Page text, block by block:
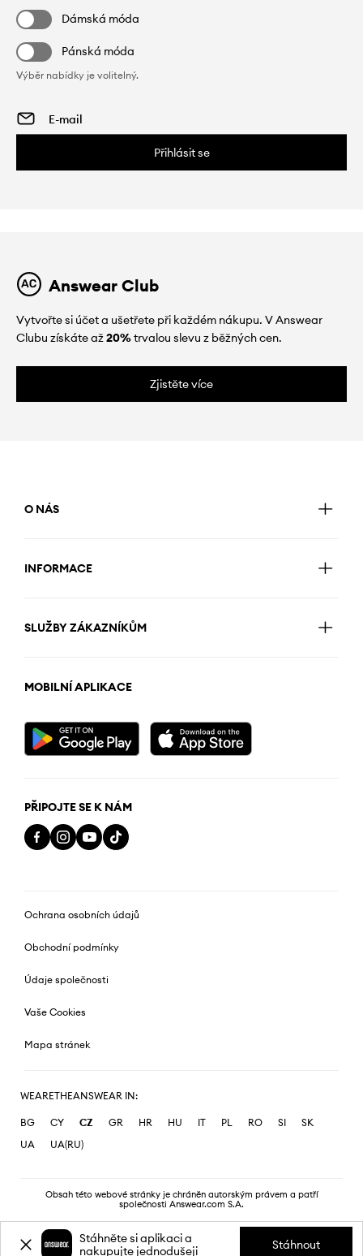
Dámská móda
Pánská móda
Výběr nabídky je volitelný.
Přihlásit se
Answear Club
Vytvořte si účet a ušetřete při každém nákupu. V Answear
Clubu získáte až20%trvalou slevu z běžných cen.
Zjistěte více
O NÁS
INFORMACE
SLUŽBY ZÁKAZNÍKŮM
MOBILNÍ APLIKACE
PŘIPOJTE SE K NÁM
Ochrana osobních údajů
Obchodní podmínky
Údaje společnosti
Vaše Cookies
Mapa stránek
WEARETHEANSWEAR IN:
BG CY CZ GR HR HU IT PL RO SI
SK
UA
UA(RU)
Obsah této webové stránky je chráněn autorským právem a patří
společnosti Answear.com S.A.
Stáhněte si aplikaci a
nakupujte jednodušeji
Stáhnout